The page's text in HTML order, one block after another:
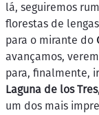
lá, seguiremos
florestas de
para o mirante do
avançamos,
para, finalmente,
Laguna de los Tres
um dos mais